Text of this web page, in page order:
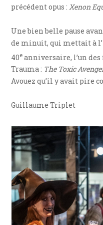
précédent opus : Xenon
Une bien belle pause
de minuit, qui mettait à
40e anniversaire, l’un
Trauma : The Toxic
Avouez qu’il y avait pire
Guillaume Triplet